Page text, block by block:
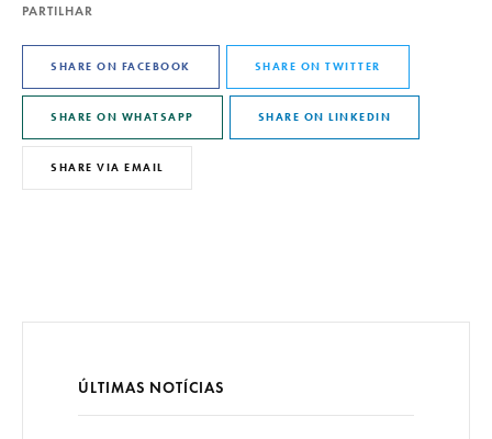
PARTILHAR
SHARE ON FACEBOOK SHARE ON TWITTER
SHARE ON WHATSAPP SHARE ON LINKEDIN
SHARE VIA EMAIL
ÚLTIMAS NOTÍCIAS